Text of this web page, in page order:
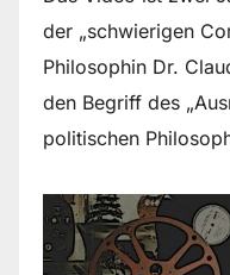
der „schwierigen
Philosophin Dr.
den Begriff des
politischen